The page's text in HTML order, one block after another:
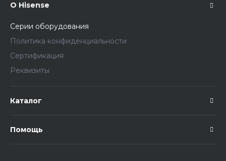
О Hisense
Серии оборудования
Политика конфиденциальности
Сертификация
Реквизиты
Каталог
Помощь